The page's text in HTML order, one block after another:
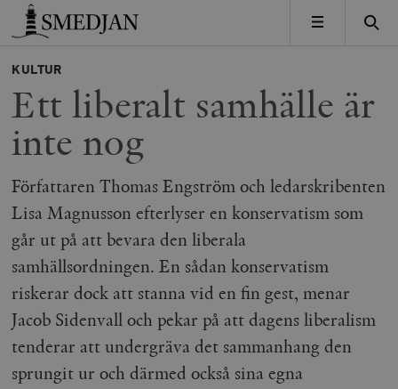
Timbro
MENY
KULTUR
Ett liberalt samhälle är
inte nog
Författaren Thomas Engström och ledarskribenten
Lisa Magnusson efterlyser en konservatism som
går ut på att bevara den liberala
samhällsordningen. En sådan konservatism
riskerar dock att stanna vid en fin gest, menar
Jacob Sidenvall och pekar på att dagens liberalism
tenderar att undergräva det sammanhang den
sprungit ur och därmed också sina egna